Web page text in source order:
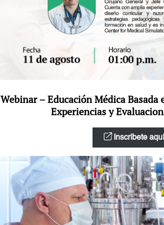
Webinar – Educación Médica
Experiencias y
Inscríbete aquí